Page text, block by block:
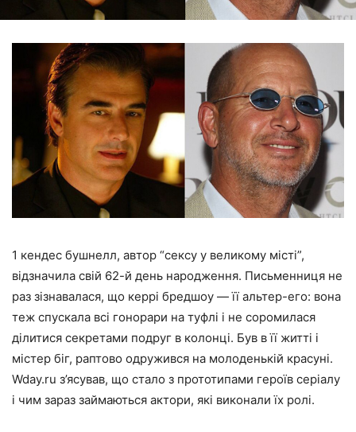
1 кендес бушнелл, автор “сексу у великому місті”,
відзначила свій 62-й день народження. Письменниця не
раз зізнавалася, що керрі бредшоу — її альтер-его: вона
теж спускала всі гонорари на туфлі і не соромилася
ділитися секретами подруг в колонці. Був в її житті і
містер біг, раптово одружився на молоденькій красуні.
Wday.ru з’ясував, що стало з прототипами героїв серіалу
і чим зараз займаються актори, які виконали їх ролі.